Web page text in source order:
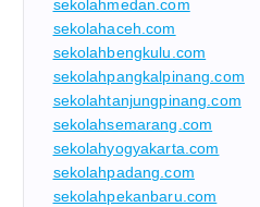
sekolahmedan.com
sekolahaceh.com
sekolahbengkulu.com
sekolahpangkalpinang.com
sekolahtanjungpinang.com
sekolahsemarang.com
sekolahyogyakarta.com
sekolahpadang.com
sekolahpekanbaru.com